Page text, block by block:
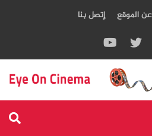
عن الموقع إتصل بنا